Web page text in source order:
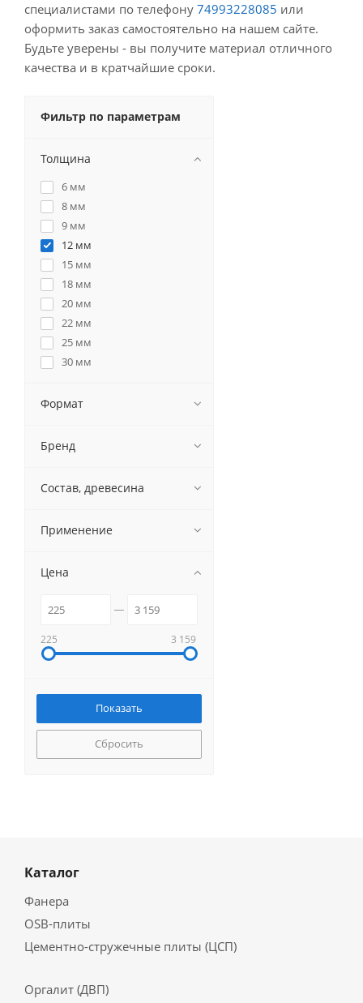
специалистами по телефону 74993228085 или
оформить заказ самостоятельно на нашем сайте.
Будьте уверены - вы получите материал отличного
качества и в кратчайшие сроки.
Фильтр по параметрам
Толщина
6 мм
8 мм
9 мм
12 мм
15 мм
18 мм
20 мм
22 мм
25 мм
30 мм
40 мм
Формат
Бренд
Состав, древесина
Применение
Цена
225 3 159
Сбросить
Каталог
Фанера
OSB-плиты
Цементно-стружечные плиты (ЦСП)
Оргалит (ДВП)